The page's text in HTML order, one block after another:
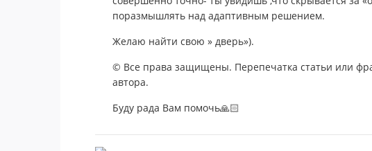
поразмышлять над адаптивным решением.
Желаю найти свою » дверь»).
© Все права защищены. Перепечатка статьи или
автора.
Буду рада Вам помочь🙏🏻